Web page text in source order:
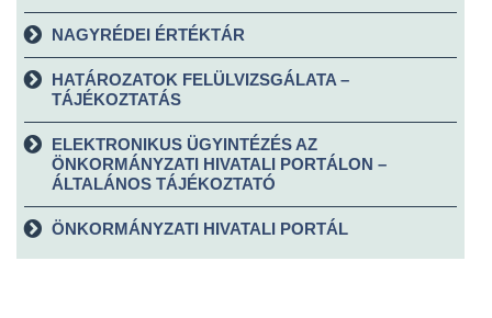
NAGYRÉDEI ÉRTÉKTÁR
HATÁROZATOK FELÜLVIZSGÁLATA –
TÁJÉKOZTATÁS
ELEKTRONIKUS ÜGYINTÉZÉS AZ
ÖNKORMÁNYZATI HIVATALI PORTÁLON –
ÁLTALÁNOS TÁJÉKOZTATÓ
ÖNKORMÁNYZATI HIVATALI PORTÁL